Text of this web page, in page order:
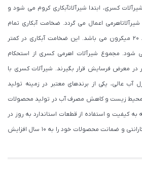
کسری، ابتدا شیرآلاتآبکاری کروم می شود و
اعمال می گردد. ضخامت آبکاری تمام
محصولات شرکت کسری حدود ۲۰ میکرون می باشد. این ضخامت آبکاری در کمتر
مجموع شیرآلات اهرمی کسری از استحکام
در معرض فرسایش قرار بگیرند. شیرآلات کسری با
آب عالی، یکی از برندهای معتبر در زمینه تولید
زیست و کاهش مصرف آب در تولید محصولات
به کیفیت و استفاده از قطعات استاندارد به روز در
شیرآلات کسری، شرکت کسری گارانتی و ضمانت محصولات خود را به 10 سال افزایش